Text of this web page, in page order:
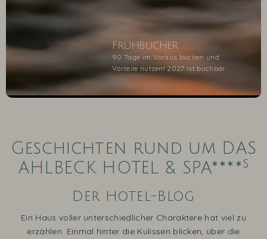
Frühbucher
90 Tage im Voraus buchen und
Vorteile nutzen! 2027 ist buchbar
Geschichten rund um DAS
AHLBECK HOTEL & SPA****s
Der Hotel-Blog
Ein Haus voller unterschiedlicher Charaktere hat viel zu
erzählen. Einmal hinter die Kulissen blicken, über die